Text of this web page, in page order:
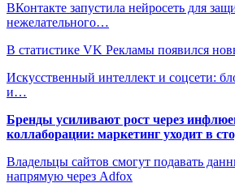
ВКонтакте запустила нейросеть для
нежелательного…
В статистике VK Рекламы появился
Искусственный интеллект и соцсети:
и…
Бренды усиливают рост через
коллаборации: маркетинг уходит в
Владельцы сайтов смогут подавать
напрямую через Adfox